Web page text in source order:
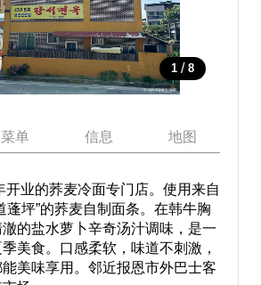
1 / 8
菜单 信息 地图
开业的荞麦冷面专门店。使用来自
蓬坪”的荞麦自制面条。在韩牛胸
的盐水萝卜辛奇汤汁调味，是一
美食。口感柔软，味道不刺激，
美味享用。邻近报恩市外巴士客